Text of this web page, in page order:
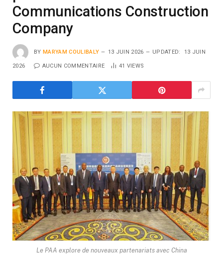
Communications Construction
Company
BY MARYAM COULIBALY 13 JUIN 2026 UPDATED: 13 JUIN
2026 AUCUN COMMENTAIRE 41 VIEWS
Le PAA explore de nouveaux partenariats avec China